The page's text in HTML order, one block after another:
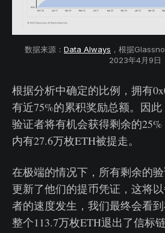
数据来源： Data Always ，根据
2023年4月9日
根据分析中确定的比例，拥有
有近75%的累积奖励总额。因
验证者将有机会获得剩余的
内有27.6万枚ETH被提走。
在极端的情况下，所有剩余的
更新了他们的提币凭证，这将
者的速度发生，我们最终会看到
整个113.7万枚ETH退出了信标链